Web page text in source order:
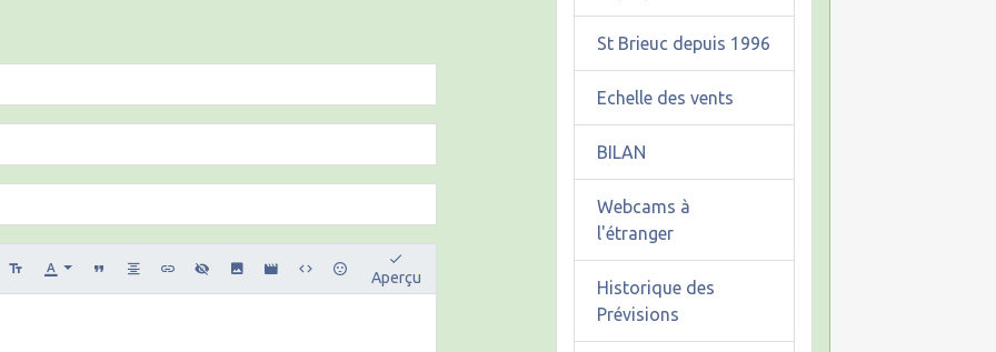
Aperçu
St Brieuc depuis 1996
Echelle des vents
BILAN
Webcams à
l'étranger
Historique des
Prévisions